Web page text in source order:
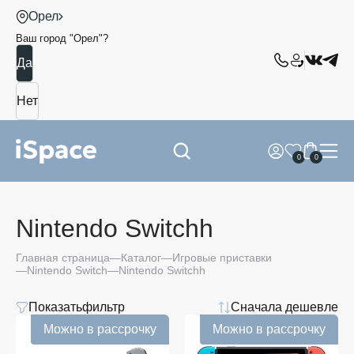
Орел
Ваш город "Орел"?
0 0
Nintendo Switchh
Главная страница Каталог
Игровые приставки
Nintendo Switch
Nintendo Switchh
Показатьфильтр
Сначала дешевле
GB
Можно в рассрочку Можно в рассрочку